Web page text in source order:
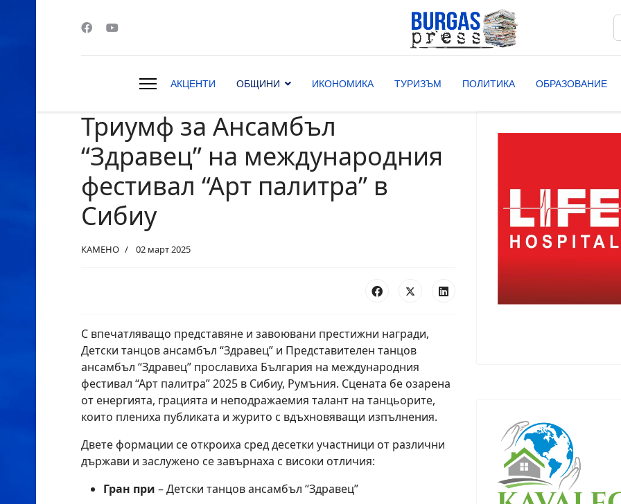
АКЦЕНТИ ОБЩИНИ ИКОНОМИКА ТУРИЗЪМ ПОЛИТИКА ОБРАЗОВАНИЕ
Триумф за Ансамбъл
“Здравец” на международния
фестивал “Арт палитра” в
Сибиу
КАМЕНО 02 март 2025
С впечатляващо представяне и завоювани престижни награди,
Детски танцов ансамбъл “Здравец” и Представителен танцов
ансамбъл “Здравец” прославиха България на международния
фестивал “Арт палитра” 2025 в Сибиу, Румъния. Сцената бе озарена
от енергията, грацията и неподражаемия талант на танцьорите,
които плениха публиката и журито с вдъхновяващи изпълнения.
Двете формации се откроиха сред десетки участници от различни
държави и заслужено се завърнаха с високи отличия:
Гран при – Детски танцов ансамбъл “Здравец”